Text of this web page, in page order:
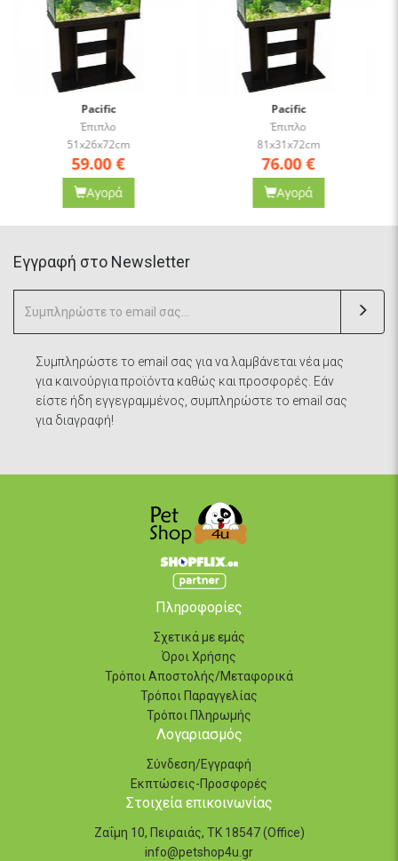
Pacific
Έπιπλο
81x31x72cm
76.00
Αγορά
Pacific
Έπιπλο
61x31x72cm
66.00
Αγορά
Eγγραφή στο Newsletter
Συμπληρώστε το email σας για να λαμβάνεται νέα μας
για καινούργια προϊόντα καθώς και προσφορές. Εάν
είστε ήδη εγγεγραμμένος, συμπληρώστε το email σας
για διαγραφή!
Πληροφορίες
Σχετικά με εμάς
Όροι Χρήσης
Τρόποι Αποστολής/Μεταφορικά
Τρόποι Παραγγελίας
Τρόποι Πληρωμής
Λογαριασμός
Σύνδεση/Εγγραφή
Εκπτώσεις-Προσφορές
Στοιχεία επικοινωνίας
Ζαΐμη 10, Πειραιάς, ΤΚ 18547 (Office)
info@petshop4u.gr